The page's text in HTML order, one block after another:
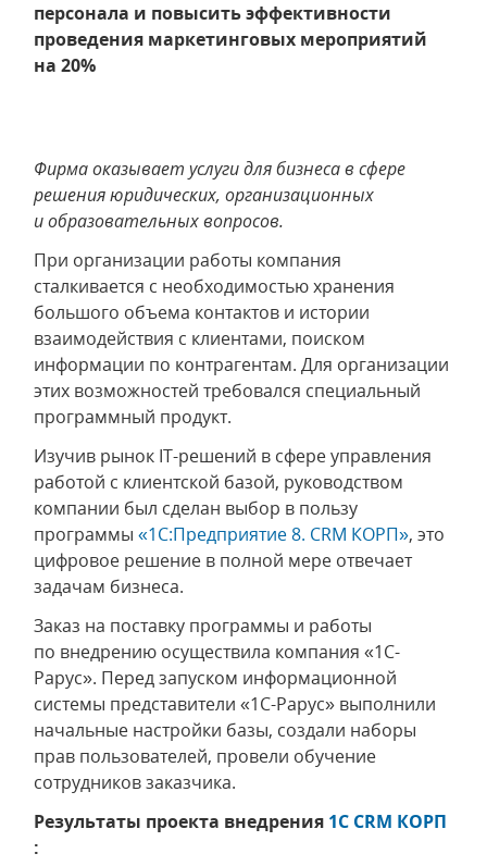
персонала и повысить эффективности
проведения маркетинговых мероприятий
на 20%
Фирма оказывает услуги для бизнеса в сфере
решения юридических, организационных
и образовательных вопросов.
При организации работы компания
сталкивается с необходимостью хранения
большого объема контактов и истории
взаимодействия с клиентами, поиском
информации по контрагентам. Для организации
этих возможностей требовался специальный
программный продукт.
Изучив рынок IT-решений в сфере управления
работой с клиентской базой, руководством
компании был сделан выбор в пользу
программы «1С:Предприятие 8. CRM КОРП», это
цифровое решение в полной мере отвечает
задачам бизнеса.
Заказ на поставку программы и работы
по внедрению осуществила компания «1С-
Рарус». Перед запуском информационной
системы представители «1С-Рарус» выполнили
начальные настройки базы, создали наборы
прав пользователей, провели обучение
сотрудников заказчика.
Результаты проекта внедрения 1C CRM КОРП
: